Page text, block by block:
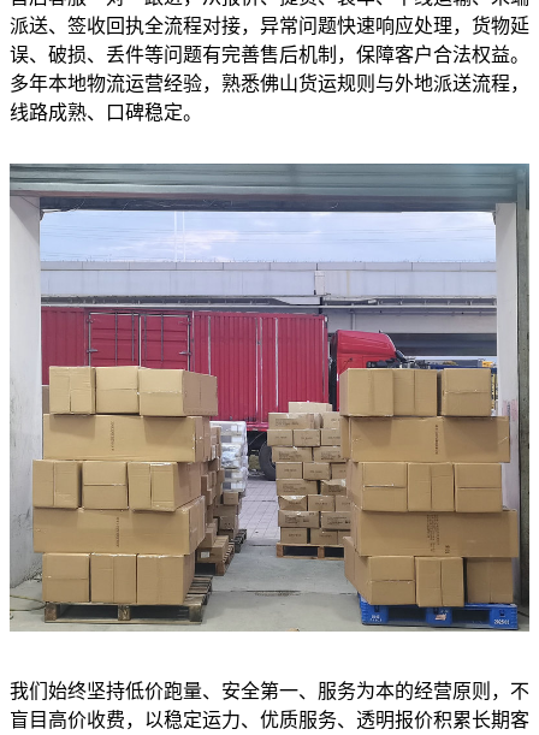
派送、签收回执全流程对接，异常问题快速响应处理，货物延
误、破损、丢件等问题有完善售后机制，保障客户合法权益。
多年本地物流运营经验，熟悉佛山货运规则与外地派送流程，
线路成熟、口碑稳定。
我们始终坚持低价跑量、安全第一、服务为本的经营原则，不
盲目高价收费，以稳定运力、优质服务、透明报价积累长期客